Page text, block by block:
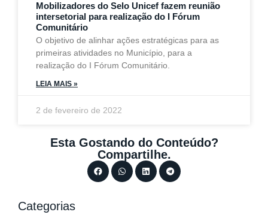
Mobilizadores do Selo Unicef fazem reunião
intersetorial para realização do I Fórum
Comunitário
O objetivo de alinhar ações estratégicas para as
primeiras atividades no Município, para a
realização do I Fórum Comunitário.
LEIA MAIS »
2 de fevereiro de 2022
Esta Gostando do Conteúdo?
Compartilhe.
Categorias